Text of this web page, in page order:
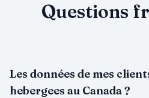
Questions
Les données de mes
hebergees au Canada ?